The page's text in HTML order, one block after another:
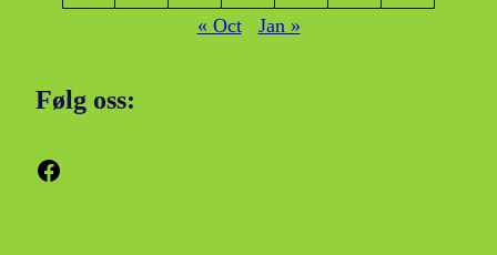
« Oct
Jan »
Følg oss:
Facebook